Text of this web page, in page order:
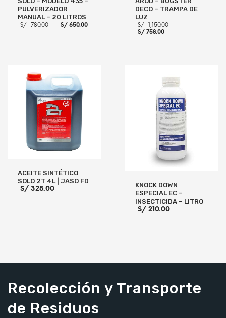
PULVERIZADOR
MANUAL – 20 LITROS
S/ 780.00
El
S/ 650.00
AÑADIR AL CARRITO
DECO – TRAMPA DE
LUZ
S/ 1,150.00
S/758.00
AÑADIR AL CARRITO
ACEITE SINTÉTICO
SOLO 2T 4L | JASO FD
S/ 325.00
KNOCK DOWN
ESPECIAL EC –
INSECTICIDA – LITRO
S/210.00
Recolección y Transporte
de Residuos